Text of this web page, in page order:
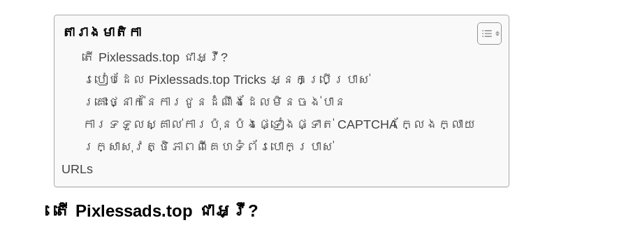
តារាង​មាតិកា
តើ Pixlessads.top ជាអ្វី?
របៀបដែល Pixlessads.top Tricks អ្នកប្រើប្រាស់
គ្រោះថ្នាក់នៃការជូនដំណឹងដែលមិនចង់បាន
ការទទួលស្គាល់ការប៉ុនប៉ងផ្ទៀងផ្ទាត់ CAPTCHA ក្លែងក្លាយ
រក្សាសុវត្ថិភាពពីគេហទំព័របោកប្រាស់
URLs
តើ Pixlessads.top ជាអ្វី?